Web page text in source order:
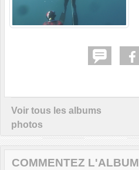
Voir tous les albums
photos
COMMENTEZ L'ALBUM